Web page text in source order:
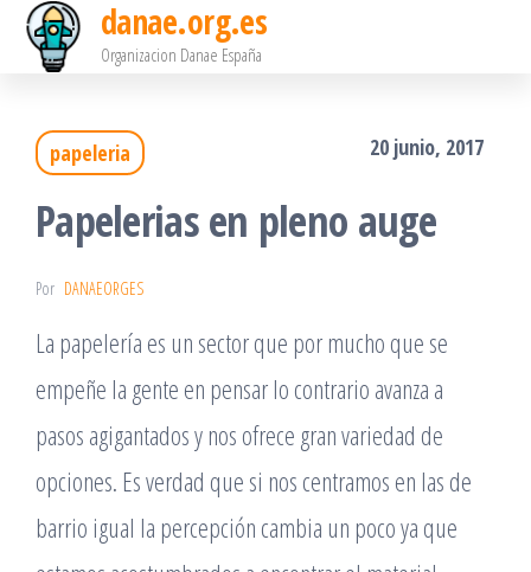
Saltar
danae.org.es
Organizacion Danae España
papeleria 20 junio, 2017
Papelerias en pleno auge
Por DANAEORGES
La papelería es un sector que por mucho que se
empeñe la gente en pensar lo contrario avanza a
pasos agigantados y nos ofrece gran variedad de
opciones. Es verdad que si nos centramos en las de
barrio igual la percepción cambia un poco ya que